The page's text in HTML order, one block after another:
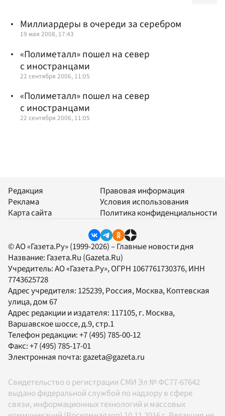
Миллиардеры в очереди за серебром
19 мая 2008, 17:43
«Полиметалл» пошел на север
с иностранцами
22 сентября 2006, 11:05
«Полиметалл» пошел на север
с иностранцами
22 сентября 2006, 11:05
Редакция
Реклама
Карта сайта
Правовая информация
Условия использования
Политика конфиденциальности
© АО «Газета.Ру» (1999-2026) – Главные новости дня
Название: Газета.Ru (Gazeta.Ru)
Учредитель:АО «Газета.Ру», ОГРН 1067761730376, ИНН
7743625728
Адрес учредителя: 125239, Россия, Москва, Коптевская
улица, дом 67
Адрес редакции и издателя: 117105, г. Москва,
Варшавское шоссе, д.9, стр.1
Телефон редакции:+7 (495) 785-00-12
Факс:+7 (495) 785-17-01
Электронная почта: gazeta@gazeta.ru
Свидетельство о регистрации СМИ Эл № ФС77-67642
выдано федеральной службой по надзору в сфере
связи, информационных технологий и массовых